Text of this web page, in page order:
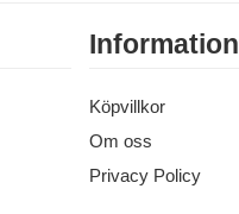
Information
Köpvillkor
Om oss
Privacy Policy